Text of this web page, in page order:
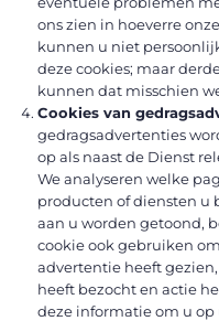
ons zien in hoeverre
kunnen u niet
deze cookies; maar
kunnen dat misschien
Cookies van
gedragsadvertenties
op als naast de Dienst
We analyseren welke
producten of diensten u
aan u worden getoond,
cookie ook gebruiken
advertentie heeft
heeft bezocht en actie
deze informatie om u op